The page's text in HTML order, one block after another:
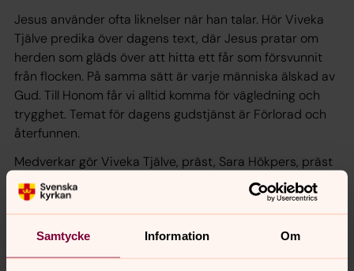
Samtycke Information Om
Jesus använder ofta liknelser när han talar. Hör Viveka
Tjälve predika över dagens text, där Jesus pratar om
herden som gläds över att hitta ett får som försvunnit
från flocken. På samma sätt är varje människa älskad av
Gud. Till Honom får vi alltid komma för vägledning och
trygghet. Temat för dagens gudstjänst är Förlorad och
återfunnen.
Medverkar gör Viveka Tjälve, präst, Sara Hökpers, präst
och Johan Sjösten, kyrkomusiker.
Synpunkter eller frågor på sidans